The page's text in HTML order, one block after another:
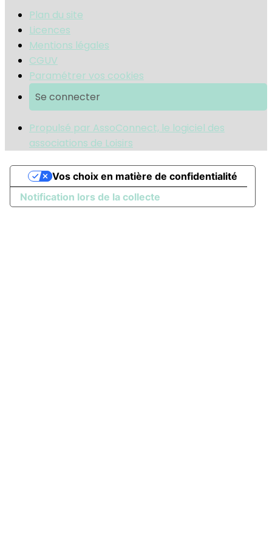
Plan du site
Licences
Mentions légales
CGUV
Paramétrer vos cookies
Se connecter
Propulsé par AssoConnect, le logiciel des
associations de Loisirs
Notification lors de la collecte
Vos choix en matière de confidentialité